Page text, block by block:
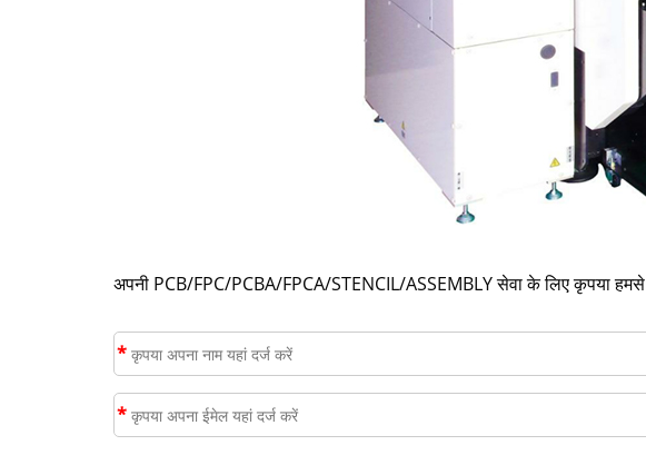
अपनी PCB/FPC/PCBA/FPCA/STENCIL/ASSEMBLY सेवा के लिए कृपया हमसे
*
*